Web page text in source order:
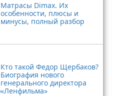
Матрасы Dimax. Их
особенности, плюсы и
минусы, полный разбор
Кто такой Федор Щербаков?
Биография нового
генерального директора
«Ленфильма»